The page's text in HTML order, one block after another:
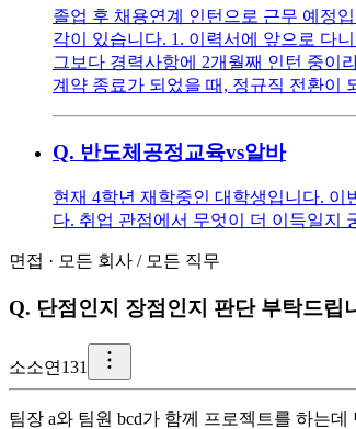
졸업 후 채용연계 인턴으로 근무 예정
각이 있습니다. 1. 이력서에 앞으로 다
그보다 경력사항에 2개월째 인턴 중이
계약 종료가 되었을 때, 정규직 전환이
Q. 반도체공정교육vs알바
현재 4학년 재학중인 대학생입니다.
다. 취업 관점에서 무엇이 더 이득일지
면접 · 모든 회사 / 모든 직무
Q. 단점인지 장점인지 판단 부탁드립
소소연131
팀장 a와 팀원 bcd가 함께 프로젝트를 하는